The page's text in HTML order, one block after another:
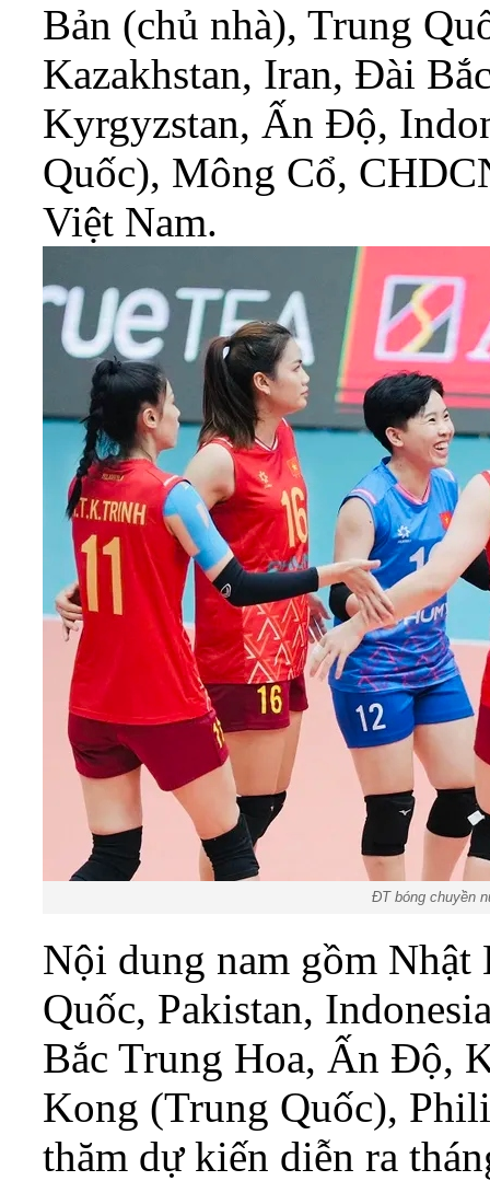
Bản (chủ nhà), Trung
Kazakhstan, Iran, Đài
Kyrgyzstan, Ấn Độ,
Quốc), Mông Cổ,
Việt Nam.
ĐT bóng chuyền
Nội dung nam gồm Nhật
Quốc, Pakistan,
Bắc Trung Hoa, Ấn Độ,
Kong (Trung Quốc),
thăm dự kiến diễn ra